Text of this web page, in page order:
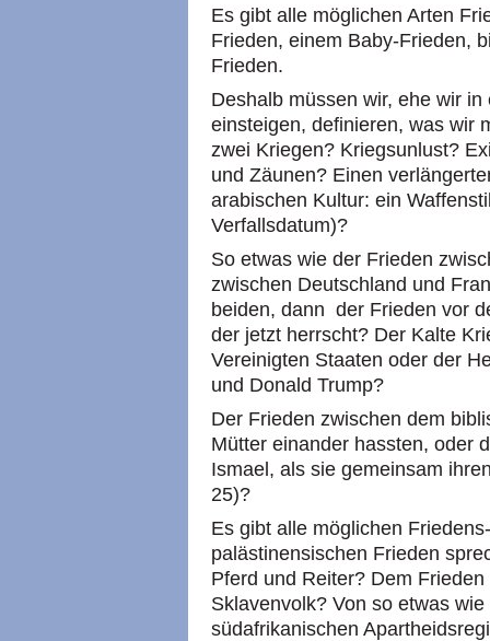
Es gibt alle möglichen Arten
Frieden, einem Baby-Frieden,
Frieden.
Deshalb müssen wir, ehe wir
einsteigen, definieren, was wir
zwei Kriegen? Kriegsunlust?
und Zäunen? Einen
arabischen Kultur: ein
Verfallsdatum)?
So etwas wie der Frieden
zwischen Deutschland und
beiden, dann der Frieden vor
der jetzt herrscht? Der Kalte
Vereinigten Staaten oder der
und Donald Trump?
Der Frieden zwischen dem
Mütter einander hassten, oder
Ismael, als sie gemeinsam
25)?
Es gibt alle möglichen
palästinensischen Frieden
Pferd und Reiter? Dem
Sklavenvolk? Von so etwas
südafrikanischen